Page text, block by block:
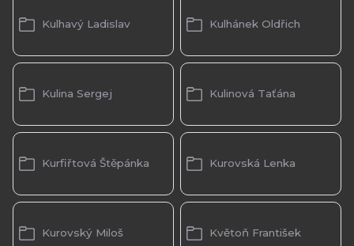
Kulhavý Ladislav Kulhánek Oldřich
Kulina Sergej Kulinová Taťána
Kurfiřtová Štěpánka Kurovská Lenka
Kurovský Miloš Květoň František